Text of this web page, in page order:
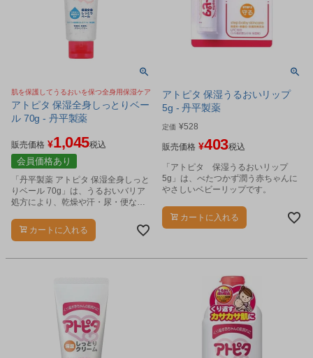
肌を保護してうるおいを保つ全身用保湿ケア
アトピタ 保湿全身しっとりベー
ル 70g - 丹平製薬
販売価格 ¥1,045税込
会員価格あり
「丹平製薬 アトピタ 保湿全身しっと
りベール 70g」は、うるおいバリア
処方により、乾燥や汗・尿・便など
保湿ケアアイテムです。
カートに入れる
アトピタ 保湿うるおいリップ
5g - 丹平製薬
定価 ¥528
販売価格 ¥403税込
「アトピタ 保湿うるおいリップ
5g」は、べたつかず潤う赤ちゃんに
やさしいベビーリップです。
カートに入れる